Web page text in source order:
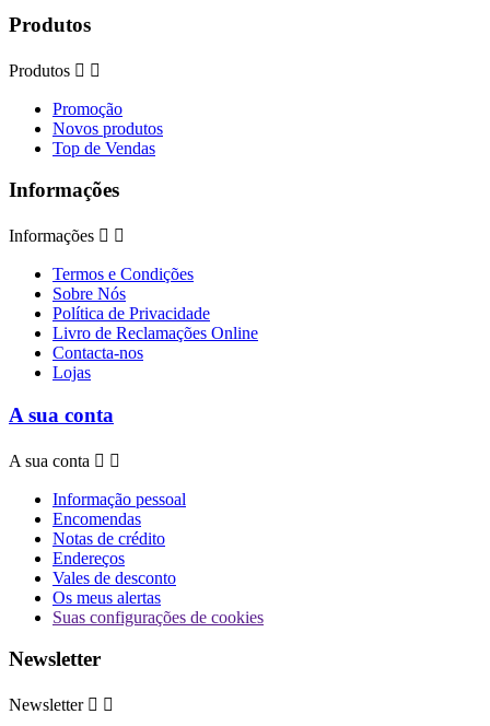
Produtos
Produtos  
Promoção
Novos produtos
Top de Vendas
Informações
Informações  
Termos e Condições
Sobre Nós
Política de Privacidade
Livro de Reclamações Online
Contacta-nos
Lojas
A sua conta
A sua conta  
Informação pessoal
Encomendas
Notas de crédito
Endereços
Vales de desconto
Os meus alertas
Suas configurações de cookies
Newsletter
Newsletter  